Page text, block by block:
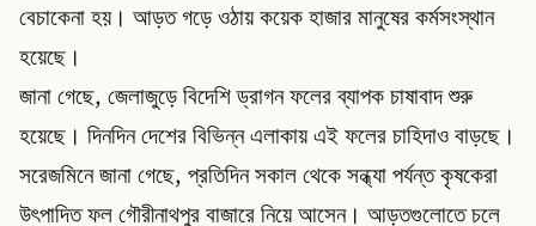
বেচাকেনা হয়। আড়ত গড়ে ওঠায় কয়েক হাজার মানুষের কর্মসংস্থান
হয়েছে।
জানা গেছে, জেলাজুড়ে বিদেশি ড্রাগন ফলের ব্যাপক চাষাবাদ শুরু
হয়েছে। দিনদিন দেশের বিভিন্ন এলাকায় এই ফলের চাহিদাও বাড়ছে।
সরেজমিনে জানা গেছে, প্রতিদিন সকাল থেকে সন্ধ্যা পর্যন্ত কৃষকেরা
উৎপাদিত ফল গৌরীনাথপুর বাজারে নিয়ে আসেন। আড়তগুলোতে চলে